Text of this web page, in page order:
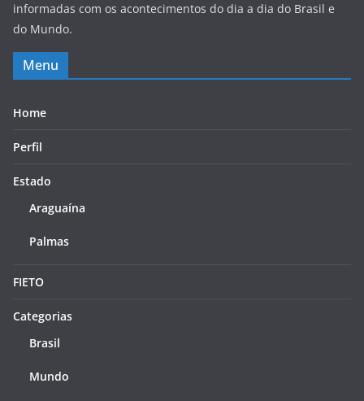
informadas com os acontecimentos do dia a dia do Brasil e
do Mundo.
Menu
Home
Perfil
Estado
Araguaína
Palmas
FIETO
Categorias
Brasil
Mundo